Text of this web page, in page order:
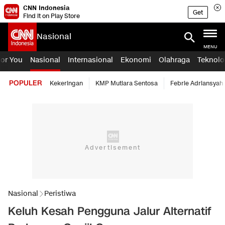
CNN Indonesia
Find it on Play Store
Get
Nasional
MENU
You Nasional Internasional Ekonomi Olahraga
POPULER Kekeringan KMP Mutiara Sentosa Febrie Adriansyah
Nasional Peristiwa
Keluh Kesah Pengguna Jalur Alternatif